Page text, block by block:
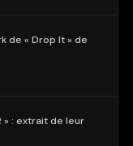
de « Drop It » de
» : extrait de leur